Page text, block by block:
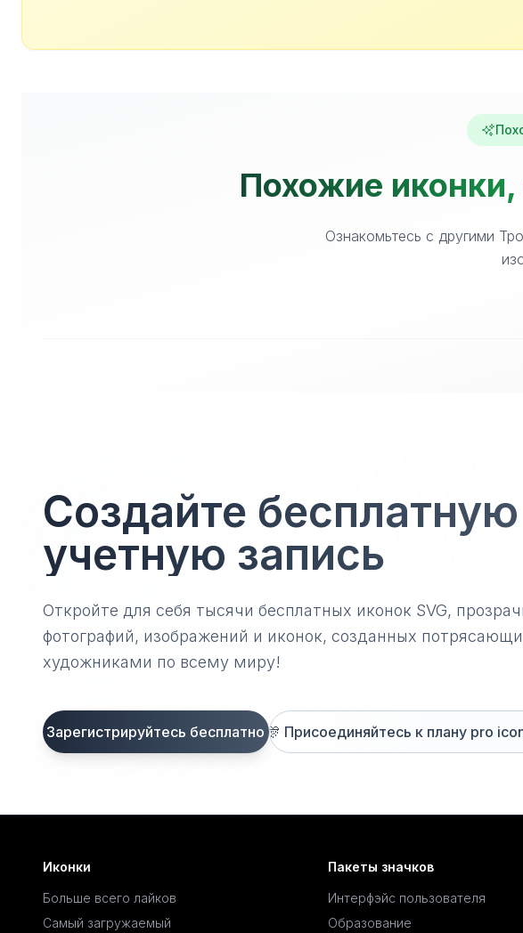
Похожие
Ознакомьтесь с другими
Создайте бесплатную
учетную запись
Откройте для себя тысячи бесплатных иконок SVG,
фотографий, изображений и иконок, созданных
художниками по всему миру!
Зарегистрируйтесь бесплатно 🎊 Присоединяйтесь к плану pro
Иконки
Больше всего лайков
Самый загружаемый
Пакеты значков
Интерфэйс пользователя
Образование